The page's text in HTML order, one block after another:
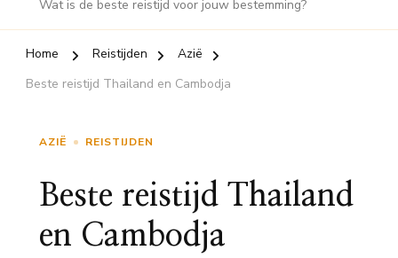
Wat is de beste reistijd voor jouw bestemming?
Home Reistijden
Azië
Beste reistijd Thailand en Cambodja
AZIË REISTIJDEN
Beste reistijd Thailand
en Cambodja